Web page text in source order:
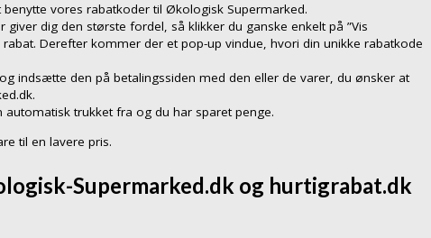
vores rabatkoder til Økologisk Supermarked.
giver dig den største fordel, så klikker du ganske enkelt på ”Vis
Derefter kommer der et pop-up vindue, hvori din unikke rabatkode
indsætte den på betalingssiden med den eller de varer, du ønsker at
trukket fra og du har sparet penge.
til en lavere pris.
Supermarked.dk og hurtigrabat.dk